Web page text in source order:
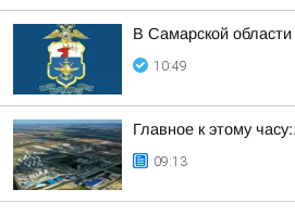
В Самарской
10:49
Главное к этому
09:13